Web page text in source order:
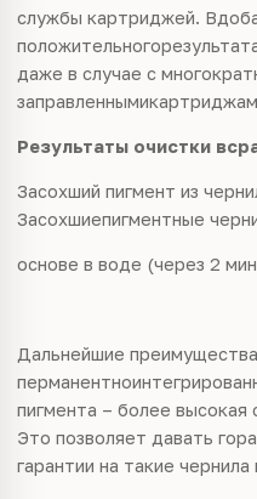
службы картриджей.
даже в случае с
Результаты очистки
Засохший пигмент из
Засохшиепигментные
основе в воде (через 2
Дальнейшие
пигмента – более высокая
Это позволяет давать
гарантии на такие